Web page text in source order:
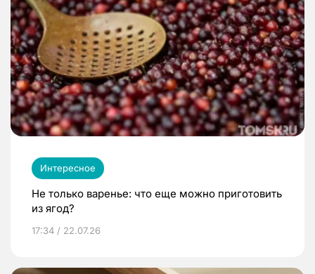
Интересное
Не только варенье: что еще можно приготовить
из ягод?
17:34 / 22.07.26